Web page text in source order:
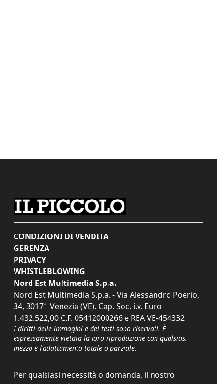
CONDIZIONI DI VENDITA
GERENZA
PRIVACY
WHISTLEBLOWING
Nord Est Multimedia S.p.a.
Nord Est Multimedia S.p.a. - Via Alessandro Poerio,
34, 30171 Venezia (VE). Cap. Soc. i.v. Euro
1.432.522,00 C.F. 05412000266 e REA VE-454332
I diritti delle immagini e dei testi sono riservati. È
espressamente vietata la loro riproduzione con qualsiasi
mezzo e l'adattamento totale o parziale.
Per qualsiasi necessità o domanda, il nostro